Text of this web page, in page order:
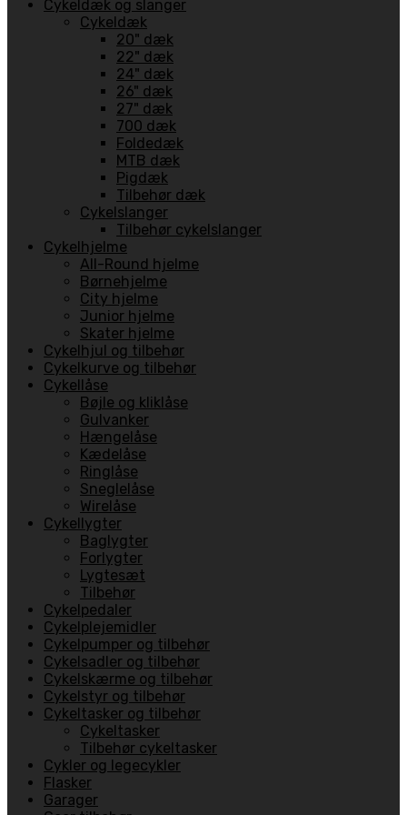
Cykeldæk og slanger
Cykeldæk
20" dæk
22" dæk
24" dæk
26" dæk
27" dæk
700 dæk
Foldedæk
MTB dæk
Pigdæk
Tilbehør dæk
Cykelslanger
Tilbehør cykelslanger
Cykelhjelme
All-Round hjelme
Børnehjelme
City hjelme
Junior hjelme
Skater hjelme
Cykelhjul og tilbehør
Cykelkurve og tilbehør
Cykellåse
Bøjle og kliklåse
Gulvanker
Hængelåse
Kædelåse
Ringlåse
Sneglelåse
Wirelåse
Cykellygter
Baglygter
Forlygter
Lygtesæt
Tilbehør
Cykelpedaler
Cykelplejemidler
Cykelpumper og tilbehør
Cykelsadler og tilbehør
Cykelskærme og tilbehør
Cykelstyr og tilbehør
Cykeltasker og tilbehør
Cykeltasker
Tilbehør cykeltasker
Cykler og legecykler
Flasker
Garager